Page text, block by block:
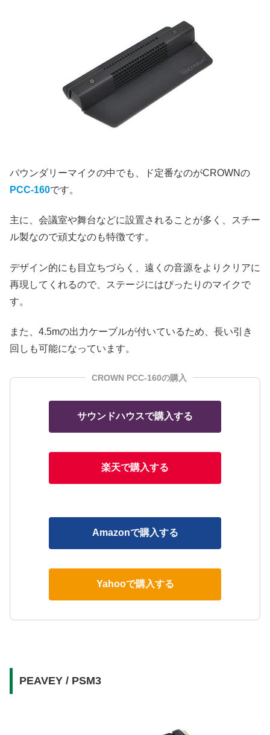
バウンダリーマイクの中でも、ド定番なのがCROWNの
PCC-160です。
主に、会議室や舞台などに設置されることが多く、スチー
ル製なので頑丈なのも特徴です。
デザイン的にも目立ちづらく、遠くの音源をよりクリアに
再現してくれるので、ステージにはぴったりのマイクで
す。
また、4.5mの出力ケーブルが付いているため、長い引き
回しも可能になっています。
CROWN PCC-160の購入
サウンドハウスで購入する
楽天で購入する
Amazonで購入する
Yahooで購入する
PEAVEY / PSM3